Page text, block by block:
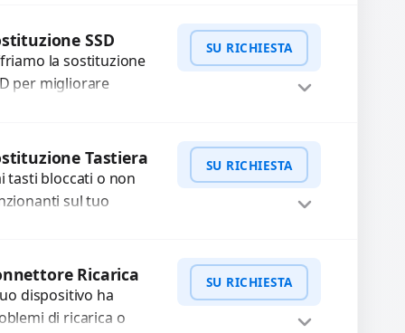
il sistema per
SSD
la sostituzione
per migliorare
i dati
SU RICHIESTA
WhatsApp
Tastiera
tasti bloccati o non
sul tuo
tastiera con ricambi
qualità...
SU RICHIESTA
WhatsApp
Ricarica
dispositivo ha
di ricarica o
SU RICHIESTA